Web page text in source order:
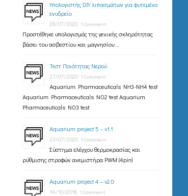
Υπολογιστής DIY λιπασμάτων για φυτεμένο
ενυδρείο
28/07/2020 1 Comment
Προστέθηκε υπολογισμός της γενικής σκληρότητας
βάσει του ασβεστίου και μαγνησίου …
Τεστ Ποιότητας Νερού
27/07/2020 1 Comment
Aquarium Pharmaceuticals NH3-NH4 test
Aquarium Pharmaceuticals NO2 test Aquarium
Pharmaceuticals NO3 test
Aquarium project 5 – v1.1
23/07/2020 1 Comment
Σύστημα ελέγχου θερμοκρασίας και
ρύθμισης στροφών ανεμιστήρα PWM (4pin)
Aquarium project 4 – v2.0
14/10/2018 1 Comment